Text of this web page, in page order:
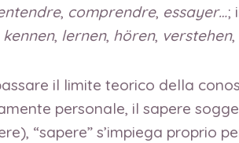
, comprendre, essayer…;
kennen, lernen, hören, verstehen,
il limite teorico della
personale, il sapere
“sapere” s’impiega proprio